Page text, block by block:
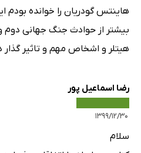
هاینتس گودریان را خوانده
بیشتر از حوادث جنگ جهانی دوم
هیتلر و اشخاص مهم و تاثیر گذار
رضا اسماعیل پور
۱۳۹۹/۱۲/۳۰
سلام